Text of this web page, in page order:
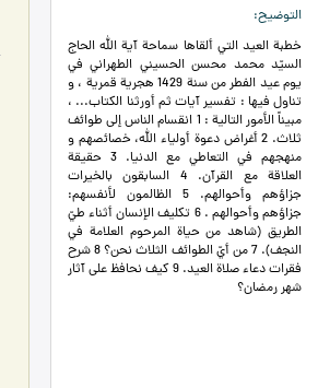
التوضيح
خطبة العيد التي ألقاها سماحة آية الله الحاج
السيّد محمد محسن الحسيني الطهراني في
يوم عيد الفطر من سنة 1429 هجرية قمرية ، و
تناول فيها : تفسير آيات ثم أورثنا الكتاب... ،
مبيناً الأمور التالية : 1 انقسام الناس إلى طوائف
ثلاث. 2 أغراض دعوة أولياء الله، خصائصهم و
منهجهم في التعاطي مع الدنيا. 3 حقيقة
العلاقة مع القرآن. 4 السابقون بالخيرات
جزاؤهم وأحوالهم. 5 الظالمون لأنفسهم:
جزاؤهم وأحوالهم . 6 تكليف الإنسان أثناء طيّ
الطريق (شاهد من حياة المرحوم العلامة في
النجف). 7 من أيّ الطوائف الثلاث نحن؟ 8 شرح
فقرات دعاء صلاة العيد. 9 كيف نحافظ على آثار
شهر رمضان؟